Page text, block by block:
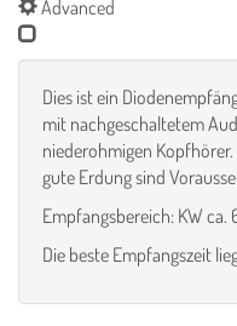
Advanced
Dies ist ein
mit nachgeschaltetem
niederohmigen
gute Erdung sind
Empfangsbereich: KW ca.
Die beste Empfangszeit